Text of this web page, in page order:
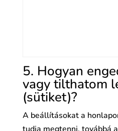
5. Hogyan
vagy tilthatom
(sütiket)?
A beállításokat a